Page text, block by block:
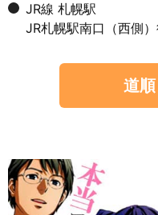
JR線 札幌駅
JR札幌駅南口（西側
道